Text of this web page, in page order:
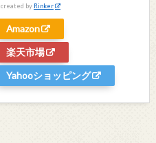
created by Rinker
Amazon
楽天市場
Yahooショッピング